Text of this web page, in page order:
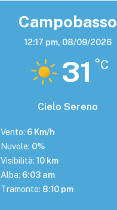
Campobasso
12:17 pm, 08/09/2026
31 °C
Cielo Sereno
Vento: 6 Km/h
Nuvole: 0%
Visibilità: 10 km
Alba: 6:03 am
Tramonto: 8:10 pm